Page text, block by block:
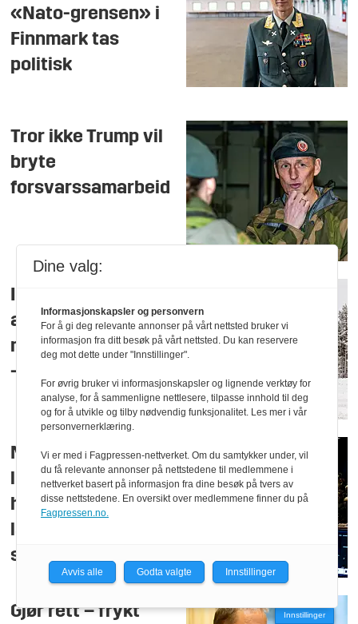
«Nato-grensen» i
Finnmark tas
politisk
Tror ikke Trump vil
bryte
forsvarssamarbeid
Ikke bestilt
ammunisjon til de
nye stridsvognene:
– Merkverdig
Mener nye
løsninger kan
hindre
sprekk
Gjør rett – frykt Innstillinger
Dine valg:
Informasjonskapsler og personvern
For å gi deg relevante annonser på vårt nettsted bruker vi
informasjon fra ditt besøk på vårt nettsted. Du kan reservere
deg mot dette under "Innstillinger".
For øvrig bruker vi informasjonskapsler og lignende verktøy for
analyse, for å sammenligne nettlesere, tilpasse innhold til deg
og for å utvikle og tilby nødvendig funksjonalitet. Les mer i vår
personvernerklæring.
Vi er med i Fagpressen-nettverket. Om du samtykker under, vil
du få relevante annonser på nettstedene til medlemmene i
nettverket basert på informasjon fra dine besøk på tvers av
disse nettstedene. En oversikt over medlemmene finner du på
Fagpressen.no.
Avvis alle Godta valgte Innstillinger